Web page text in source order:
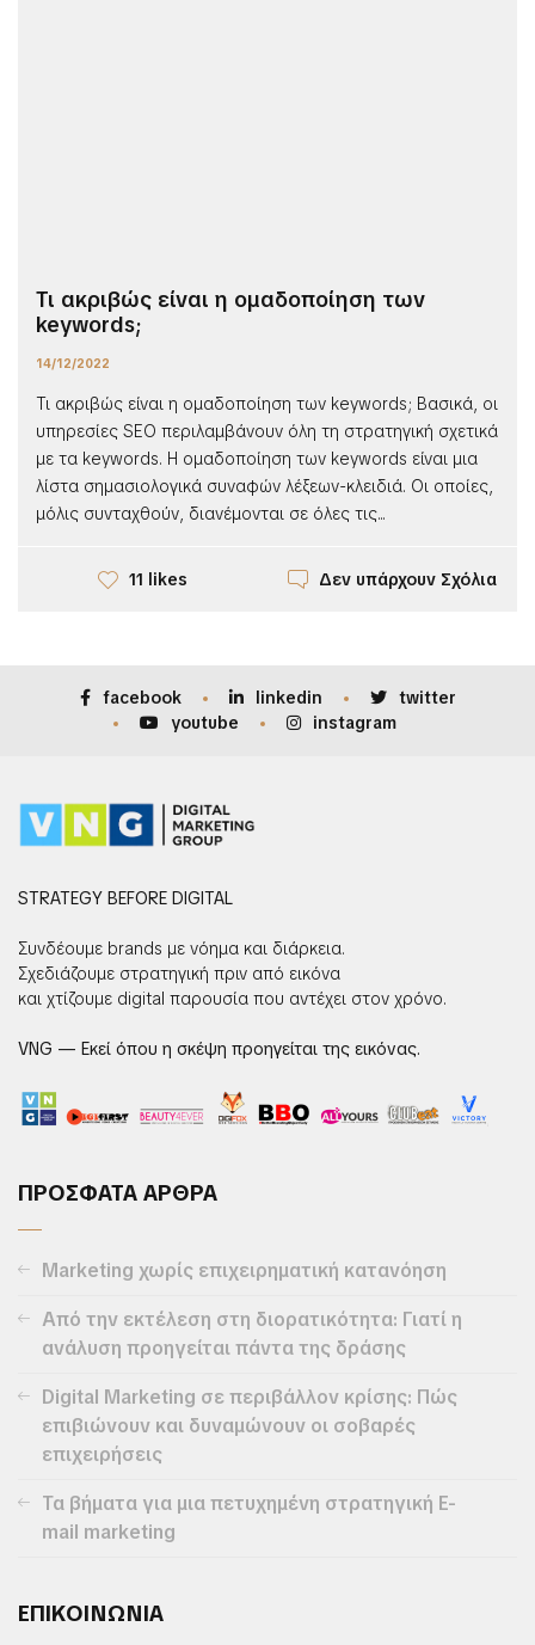
Τι ακριβώς είναι η ομαδοποίηση των
keywords;
14/12/2022
Τι ακριβώς είναι η ομαδοποίηση των keywords; Βασικά, οι
υπηρεσίες SEO περιλαμβάνουν όλη τη στρατηγική σχετικά
με τα keywords. Η ομαδοποίηση των keywords είναι μια
λίστα σημασιολογικά συναφών λέξεων-κλειδιά. Οι οποίες,
μόλις συνταχθούν, διανέμονται σε όλες τις...
11 likes Δεν υπάρχουν Σχόλια
facebook linkedin
twitter
youtube
instagram
STRATEGY BEFORE DIGITAL
Συνδέουμε brands με νόημα και διάρκεια.
Σχεδιάζουμε στρατηγική πριν από εικόνα
και χτίζουμε digital παρουσία που αντέχει στον χρόνο.
VNG — Εκεί όπου η σκέψη προηγείται της εικόνας.
ΠΡΟΣΦΑΤΑ ΑΡΘΡΑ
Marketing χωρίς επιχειρηματική κατανόηση
Από την εκτέλεση στη διορατικότητα: Γιατί η
ανάλυση προηγείται πάντα της δράσης
Digital Marketing σε περιβάλλον κρίσης: Πώς
επιβιώνουν και δυναμώνουν οι σοβαρές
επιχειρήσεις
Τα βήματα για μια πετυχημένη στρατηγική E-
mail marketing
ΕΠΙΚΟΙΝΩΝΙΑ